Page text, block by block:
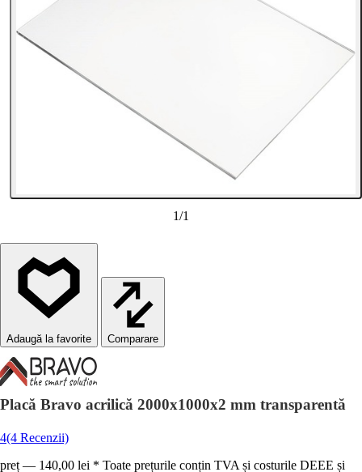
1/1
Comparare
Placă Bravo acrilică 2000x1000x2 mm transparentă
4(4 Recenzii)
preț — 140,00 lei * Toate prețurile conțin TVA și costurile DEEE și